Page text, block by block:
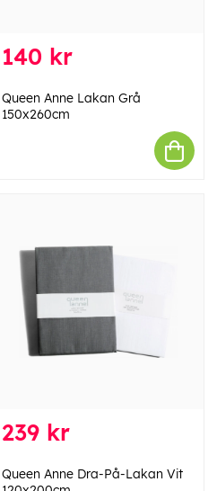
140 kr
Queen Anne Lakan Grå
150x260cm
239 kr
Queen Anne Dra-På-Lakan Vit